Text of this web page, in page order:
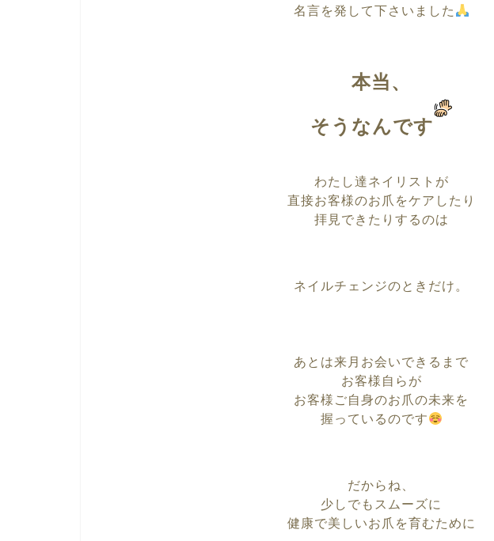
名言を発して下さいました
本当、
そうなんです
わたし達ネイリストが
直接お客様のお爪をケアしたり
拝見できたりするのは
ネイルチェンジのときだけ。
あとは来月お会いできるまで
お客様自らが
お客様ご自身のお爪の未来を
握っているのです
だからね、
少しでもスムーズに
健康で美しいお爪を育むために